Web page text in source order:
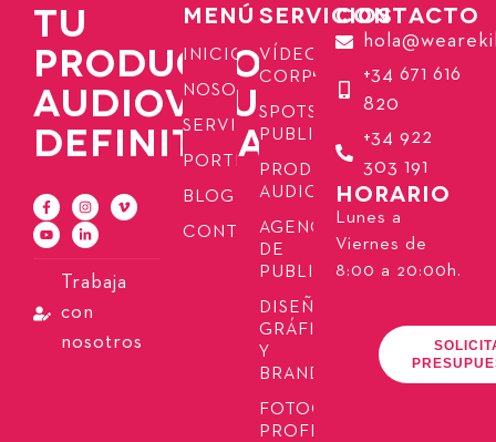
TU
PRODUCTORA
AUDIOVISUAL
DEFINITIVA
Trabaja
con
nosotros
MENÚ
INICIO
NOSOTROS
SERVICIOS
PORTFOLIO
BLOG
CONTACTO
SERVICIOS
VÍDEOS
CORPORATIVOS
SPOTS
PUBLICITARIOS
PRODUCCIÓN
AUDIOVISUAL
AGENCIA
DE
PUBLICIDAD
DISEÑO
GRÁFICO
Y
BRANDING
FOTOGRAFÍA
PROFESIONAL
CONTACTO
+34 671 616
820
+34 922
303 191
HORARIO
Lunes a
Viernes de
8:00 a 20:00h.